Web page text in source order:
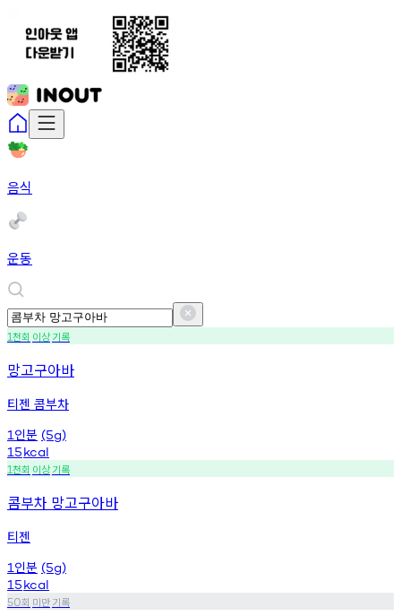
음식
운동
1천회 이상기록
망고구아바
티젠 콤부차
1 인분 (5g)
15kcal
1천회 이상기록
콤부차 망고구아바
티젠
1 인분 (5g)
15kcal
50회 미만기록